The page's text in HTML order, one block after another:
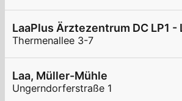
LaaPlus Ärztezentrum DC LP1 -
Thermenallee 3-7
Laa, Müller-Mühle
Ungerndorferstraße 1